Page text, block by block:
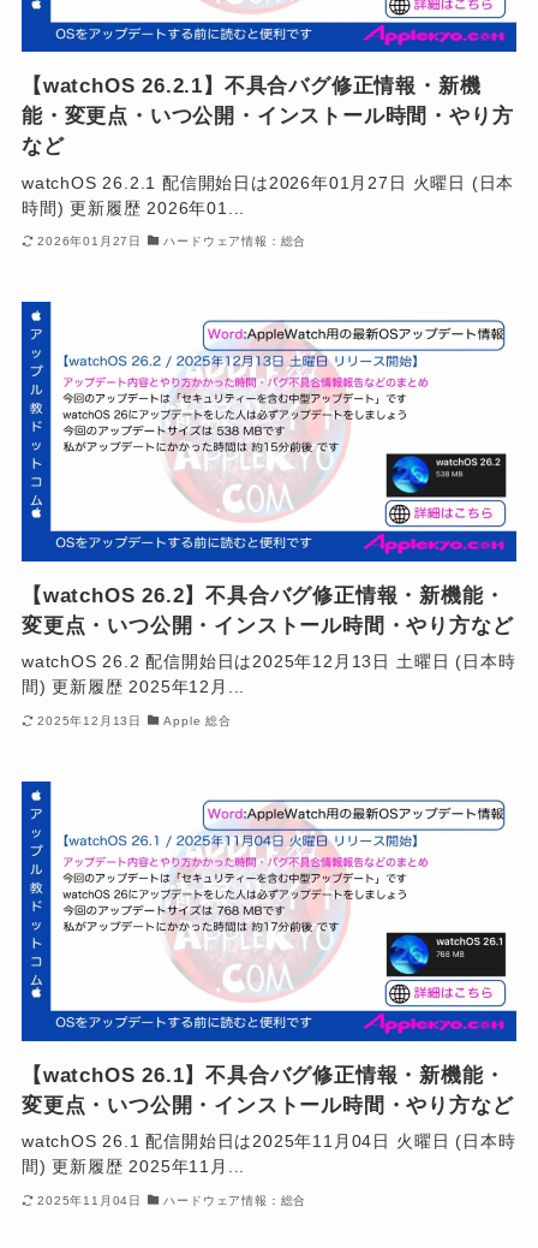
【watchOS 26.2.1】不具合バグ修正情報・新機
能・変更点・いつ公開・インストール時間・やり方
など
watchOS 26.2.1 配信開始日は2026年01月27日 火曜日 (日本
時間) 更新履歴 2026年01...
2026年01月27日 ハードウェア情報：総合
【watchOS 26.2】不具合バグ修正情報・新機能・
変更点・いつ公開・インストール時間・やり方など
watchOS 26.2 配信開始日は2025年12月13日 土曜日 (日本時
間) 更新履歴 2025年12月...
2025年12月13日 Apple 総合
【watchOS 26.1】不具合バグ修正情報・新機能・
変更点・いつ公開・インストール時間・やり方など
watchOS 26.1 配信開始日は2025年11月04日 火曜日 (日本時
間) 更新履歴 2025年11月...
2025年11月04日 ハードウェア情報：総合